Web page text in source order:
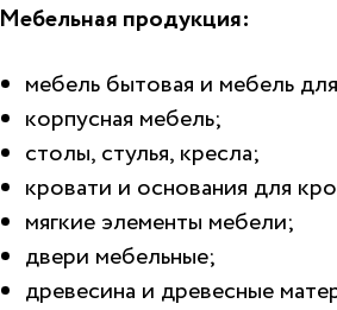
Мебельная продукция:
мебель бытовая и мебель
корпусная мебель;
столы, стулья, кресла;
кровати и основания для
мягкие элементы мебели;
двери мебельные;
древесина и древесные